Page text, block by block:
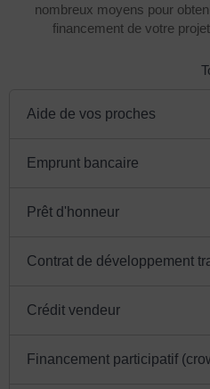
nombreux moyens pour
financement de votre
Aide de vos proches
Emprunt bancaire
Prêt d'honneur
Contrat de développement
Crédit vendeur
Financement participatif